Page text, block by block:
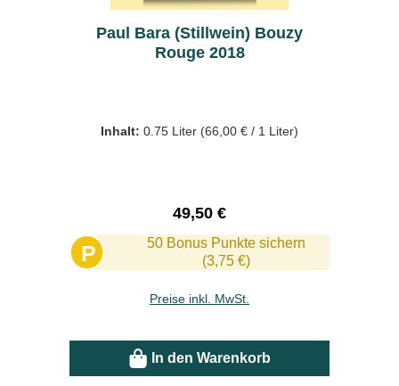
Paul Bara (Stillwein) Bouzy
Rouge 2018
Inhalt: 0.75 Liter (66,00 € / 1 Liter)
Regulärer Preis:
49,50 €
P
50 Bonus Punkte sichern
(3,75 €)
Preise inkl. MwSt.
In den Warenkorb